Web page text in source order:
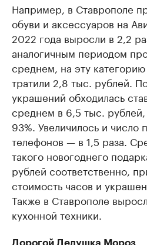
Например, в Ставрополе
обуви и аксессуаров на
2022 года выросли в 2,2
аналогичным периодом
среднем, на эту
тратили 2,8 тыс. рублей.
украшений обходилась
среднем в 6,5 тыс.
93%. Увеличилось и число
телефонов — в 1,5 раза.
такого новогоднего
рублей соответственно,
стоимость часов и
Также в Ставрополе
кухонной техники.
Дорогой Дедушка Мороз